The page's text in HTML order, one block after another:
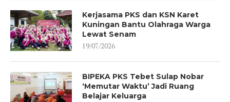
Kerjasama PKS dan KSN Karet
Kuningan Bantu Olahraga Warga
Lewat Senam
19/07/2026
BIPEKA PKS Tebet Sulap Nobar
‘Memutar Waktu’ Jadi Ruang
Belajar Keluarga